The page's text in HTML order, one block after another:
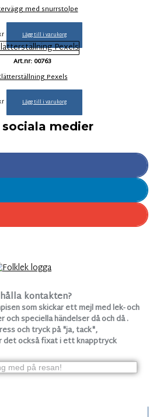
med snurrstolpe
Lägg till i varukorg
Art.nr: 00763
Pexels
Lägg till i varukorg
sociala medier
kontakten?
som skickar ett mejl med lek- och
speciella händelser då och då .
och tryck på "ja, tack",
det också fixat i ett knapptryck